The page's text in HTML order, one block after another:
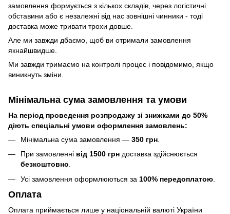
замовлення формується з кількох складів, через логістичні
обставини або є незалежні від нас зовнішні чинники - тоді
доставка може тривати трохи довше.
Але ми завжди дбаємо, щоб ви отримали замовлення
якнайшвидше.
Ми завжди тримаємо на контролі процес і повідомимо, якщо
виникнуть зміни.
Мінімальна сума замовлення та умови
На період проведення розпродажу зі знижками до 50%
діють спеціальні умови оформлення замовлень:
Мінімальна сума замовлення — 350 грн
При замовленні від 1500 грн доставка здійснюється
безкоштовно.
Усі замовлення оформлюються за 100% передоплатою
Оплата
Оплата приймається лише у національній валюті України